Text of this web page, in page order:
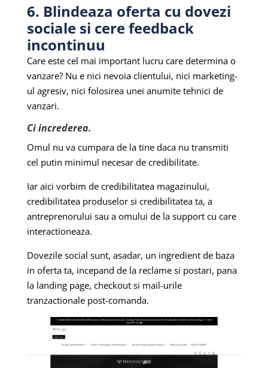
6. Blindeaza oferta cu dovezi
sociale si cere feedback
incontinuu
Care este cel mai important lucru care determina o
vanzare? Nu e nici nevoia clientului, nici marketing-
ul agresiv, nici folosirea unei anumite tehnici de
vanzari.
Ci increderea.
Omul nu va cumpara de la tine daca nu transmiti
cel putin minimul necesar de credibilitate.
Iar aici vorbim de credibilitatea magazinului,
credibilitatea produselor si credibilitatea ta, a
antreprenorului sau a omului de la support cu care
interactioneaza.
Dovezile social sunt, asadar, un ingredient de baza
in oferta ta, incepand de la reclame si postari, pana
la landing page, checkout si mail-urile
tranzactionale post-comanda.